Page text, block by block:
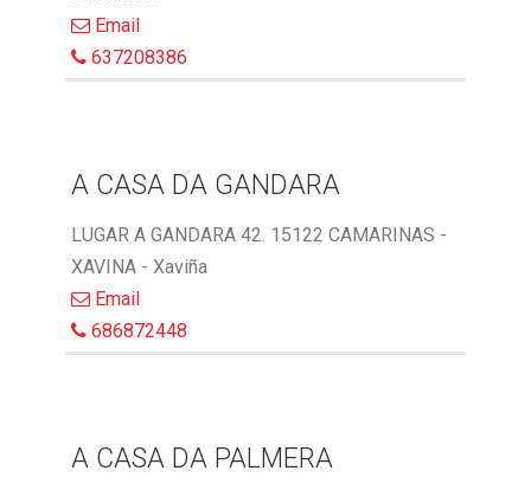
Email
637208386
A CASA DA GANDARA
LUGAR A GANDARA 42. 15122 CAMARINAS -
XAVINA - Xaviña
Email
686872448
A CASA DA PALMERA